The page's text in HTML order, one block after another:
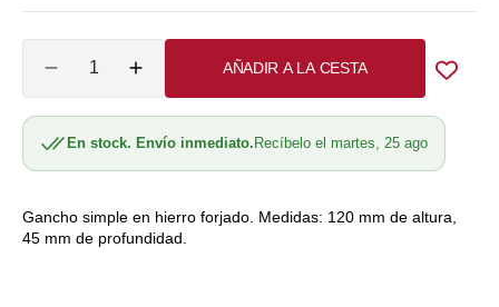
Reducir
cantidad
para
Percha
en
forjado
KP5008HF12
Aumentar
cantidad
para
Percha
en
forjado
KP5008HF12
AÑADIR A LA CESTA
En stock. Envío inmediato. Recíbelo el martes, 25 ago
Gancho simple en hierro forjado. Medidas: 120 mm de altura,
45 mm de profundidad.